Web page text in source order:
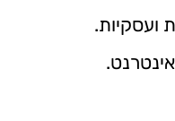
ועסקיות.